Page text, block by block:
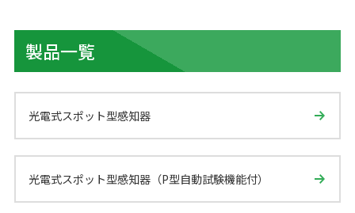
製品一覧
光電式スポット型感知器
光電式スポット型感知器（P型自動試験機能付）